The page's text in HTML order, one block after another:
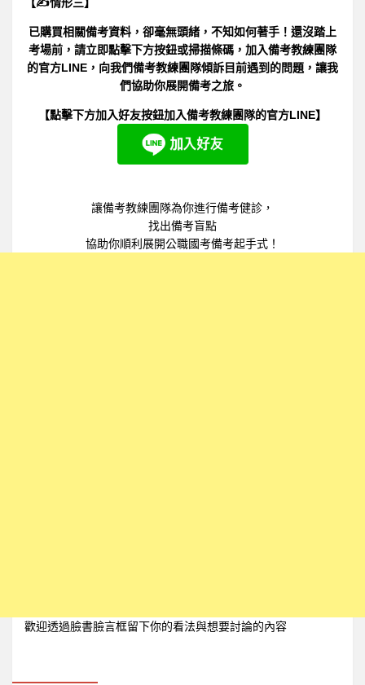
已購買相關備考資料，卻毫無頭緒，不知如何著手！還沒踏上
考場前，請立即點擊下方按鈕或掃描條碼，加入備考教練團隊
的官方LINE，向我們備考教練團隊傾訴目前遇到的問題，讓我
們協助你展開備考之旅。
【點擊下方加入好友按鈕加入備考教練團隊的官方LINE】
讓備考教練團隊為你進行備考健診，
找出備考盲點
協助你順利展開公職國考備考起手式！
歡迎透過臉書臉言框留下你的看法與想要討論的內容